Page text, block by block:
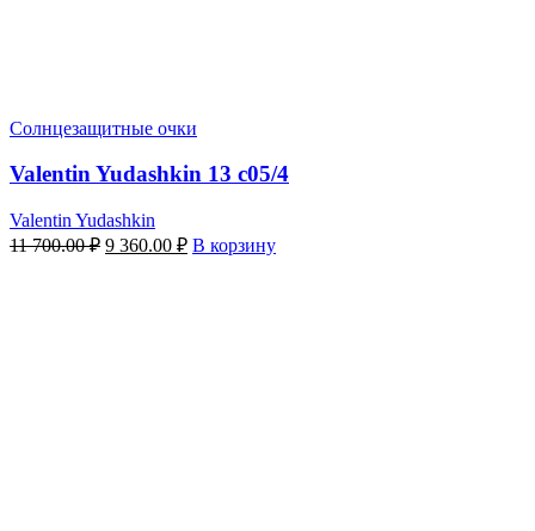
Солнцезащитные очки
Valentin Yudashkin 13 c05/4
Valentin Yudashkin
11 700.00₽ Первоначальная
9 360.00 ₽Текущая
цена:
В корзину